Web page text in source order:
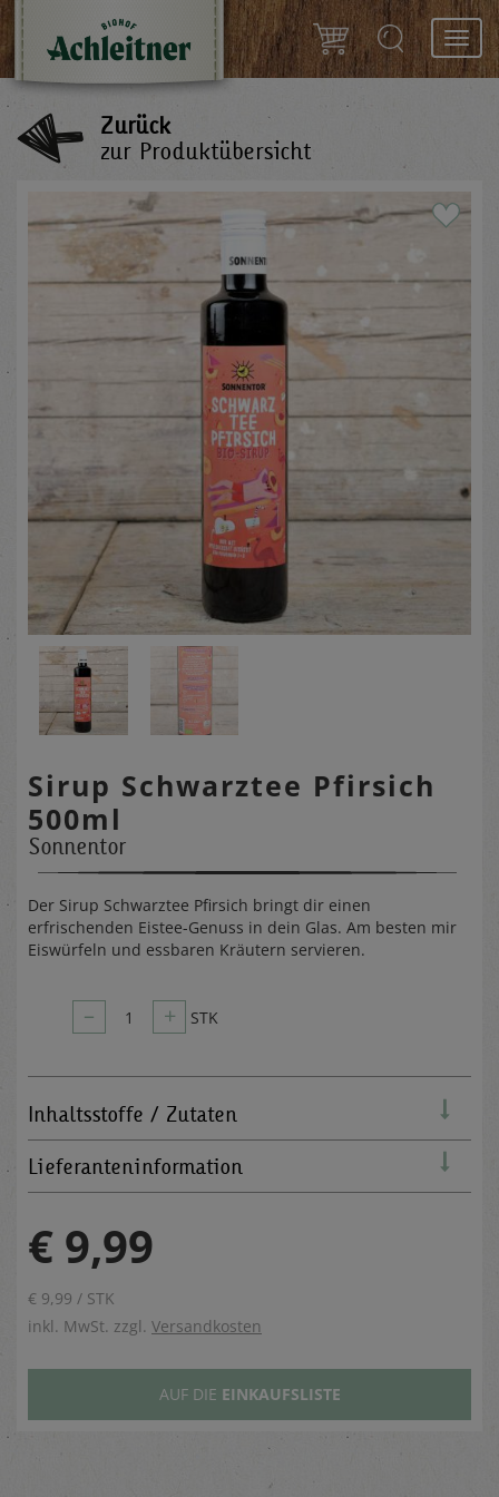
Zurück
zur Produktübersicht
Sirup Schwarztee Pfirsich
500ml
Sonnentor
Der Sirup Schwarztee Pfirsich bringt dir einen
erfrischenden Eistee-Genuss in dein Glas. Am besten mir
Eiswürfeln und essbaren Kräutern servieren.
– 1 + STK
Inhaltsstoffe / Zutaten
Lieferanteninformation
€ 9,99
€ 9,99 / STK
inkl. MwSt. zzgl. Versandkosten
AUF DIE EINKAUFSLISTE